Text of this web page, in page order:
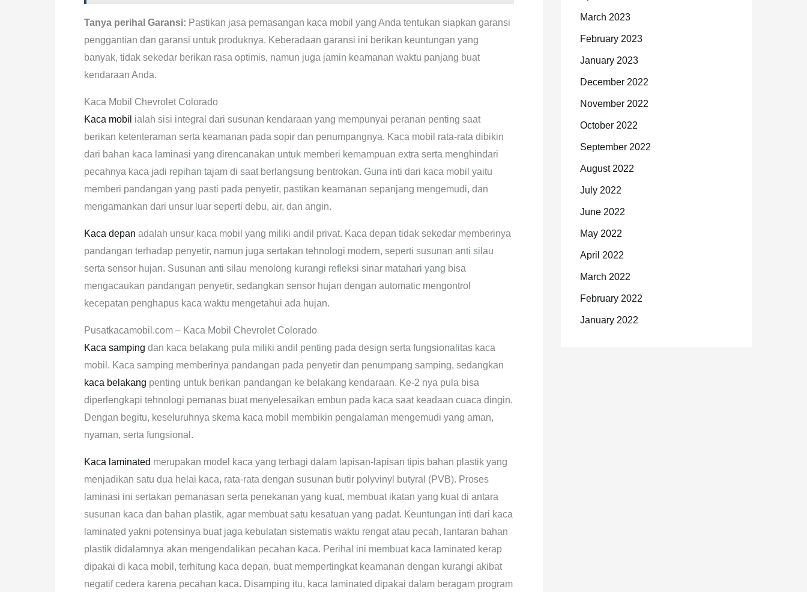
Tanya perihal Garansi: Pastikan jasa pemasangan kaca mobil yang Anda tentukan siapkan garansi
penggantian dan garansi untuk produknya. Keberadaan garansi ini berikan keuntungan yang
banyak, tidak sekedar berikan rasa optimis, namun juga jamin keamanan waktu panjang buat
kendaraan Anda.
Kaca Mobil Chevrolet Colorado
Kaca mobil ialah sisi integral dari susunan kendaraan yang mempunyai peranan penting saat
berikan ketenteraman serta keamanan pada sopir dan penumpangnya. Kaca mobil rata-rata dibikin
dari bahan kaca laminasi yang direncanakan untuk memberi kemampuan extra serta menghindari
pecahnya kaca jadi repihan tajam di saat berlangsung bentrokan. Guna inti dari kaca mobil yaitu
memberi pandangan yang pasti pada penyetir, pastikan keamanan sepanjang mengemudi, dan
mengamankan dari unsur luar seperti debu, air, dan angin.
Kaca depan adalah unsur kaca mobil yang miliki andil privat. Kaca depan tidak sekedar memberinya
pandangan terhadap penyetir, namun juga sertakan tehnologi modern, seperti susunan anti silau
serta sensor hujan. Susunan anti silau menolong kurangi refleksi sinar matahari yang bisa
mengacaukan pandangan penyetir, sedangkan sensor hujan dengan automatic mengontrol
kecepatan penghapus kaca waktu mengetahui ada hujan.
Pusatkacamobil.com – Kaca Mobil Chevrolet Colorado
Kaca samping dan kaca belakang pula miliki andil penting pada design serta fungsionalitas kaca
mobil. Kaca samping memberinya pandangan pada penyetir dan penumpang samping, sedangkan
kaca belakang penting untuk berikan pandangan ke belakang kendaraan. Ke-2 nya pula bisa
diperlengkapi tehnologi pemanas buat menyelesaikan embun pada kaca saat keadaan cuaca dingin.
Dengan begitu, keseluruhnya skema kaca mobil membikin pengalaman mengemudi yang aman,
nyaman, serta fungsional.
Kaca laminated merupakan model kaca yang terbagi dalam lapisan-lapisan tipis bahan plastik yang
menjadikan satu dua helai kaca, rata-rata dengan susunan butir polyvinyl butyral (PVB). Proses
laminasi ini sertakan pemanasan serta penekanan yang kuat, membuat ikatan yang kuat di antara
susunan kaca dan bahan plastik, agar membuat satu kesatuan yang padat. Keuntungan inti dari kaca
laminated yakni potensinya buat jaga kebulatan sistematis waktu rengat atau pecah, lantaran bahan
plastik didalamnya akan mengendalikan pecahan kaca. Perihal ini membuat kaca laminated kerap
dipakai di kaca mobil, terhitung kaca depan, buat mempertingkat keamanan dengan kurangi akibat
negatif cedera karena pecahan kaca. Disamping itu, kaca laminated dipakai dalam beragam program
March 2023
February 2023
January 2023
December 2022
November 2022
October 2022
September 2022
August 2022
July 2022
June 2022
May 2022
April 2022
March 2022
February 2022
January 2022